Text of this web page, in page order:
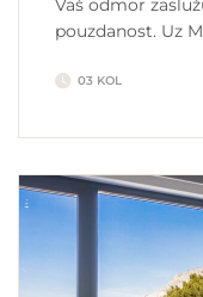
Vaš odmor
pouzdanost. Uz
gradskih
online
željenu
03 KOL